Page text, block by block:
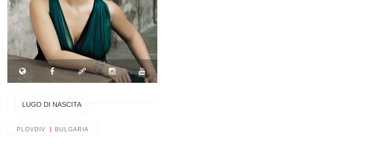
LUGO DI NASCITA
PLOVDIV BULGARIA